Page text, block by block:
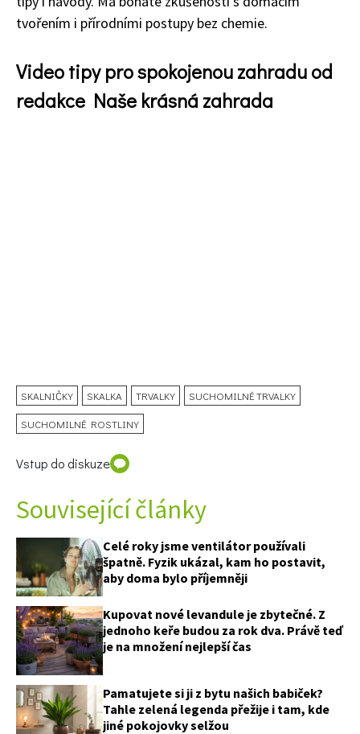
tvořením i přírodními postupy bez chemie.
Video tipy pro spokojenou zahradu od
redakce Naše krásná zahrada
SKALNIČKY SKALKA TRVALKY SUCHOMILNÉ TRVALKY
SUCHOMILNÉ ROSTLINY
Vstup do diskuze
Související články
Celé roky jsme ventilátor používali
špatně. Fyzik ukázal, kam ho postavit,
aby doma bylo příjemněji
Kupovat nové levandule je zbytečné. Z
jednoho keře budou za rok dva. Právě teď
je na množení nejlepší čas
Pamatujete si ji z bytu našich babiček?
Tahle zelená legenda přežije i tam, kde
jiné pokojovky selžou